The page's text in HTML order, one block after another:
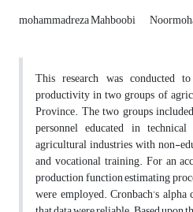
mohammadreza Mahboobi
This research was conducted
productivity in two groups of
Province. The two groups
personnel educated in
agricultural industries with non-
and vocational training. For an
production function estimating
were employed. Cronbach’s